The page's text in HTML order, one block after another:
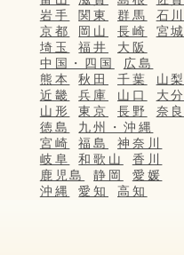
岩手
関東 群馬
石川
京都
岡山 長崎
宮城
埼玉
福井
大阪
中国・四国
広島
熊本
秋田 千葉
山梨
近畿
兵庫 山口
大分
山形
東京 長野
奈良
徳島
九州・沖縄
宮崎
福島
神奈川
岐阜
和歌山
香川
鹿児島
静岡
愛媛
沖縄
愛知 高知